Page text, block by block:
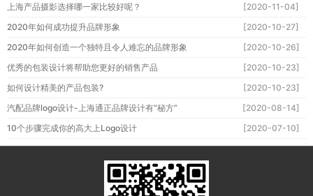
上海产品摄影选择哪一家比较好呢？
[2020-11-04]
2020年如何成功提升品牌形象
[2020-10-27]
2020年如何创造一个独特且令人难忘的品牌形象
[2020-10-26]
优秀的包装设计将帮助您更好的销售产品
[2020-10-23]
如何设计精美的产品包装?
[2020-10-23]
汽配品牌logo设计-上海通正品牌设计有“秘方”
[2020-08-14]
10个步骤完成你的高大上Logo设计
[2020-07-10]